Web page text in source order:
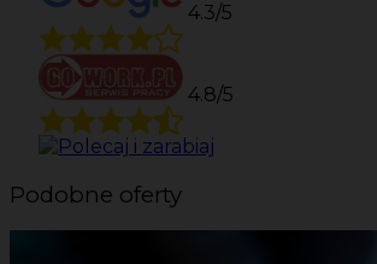
4.3/5
4.8/5
Podobne oferty